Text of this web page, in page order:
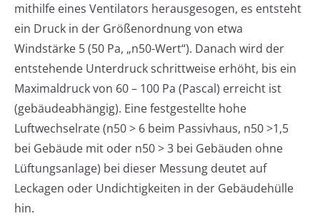
mithilfe eines Ventilators herausgesogen, es entsteht
ein Druck in der Größenordnung von etwa
Windstärke 5 (50 Pa, „n50-Wert“). Danach wird der
entstehende Unterdruck schrittweise erhöht, bis ein
Maximaldruck von 60 – 100 Pa (Pascal) erreicht ist
(gebäudeabhängig). Eine festgestellte hohe
Luftwechselrate (n50 > 6 beim Passivhaus, n50 >1,5
bei Gebäude mit oder n50 > 3 bei Gebäuden ohne
Lüftungsanlage) bei dieser Messung deutet auf
Leckagen oder Undichtigkeiten in der Gebäudehülle
hin.